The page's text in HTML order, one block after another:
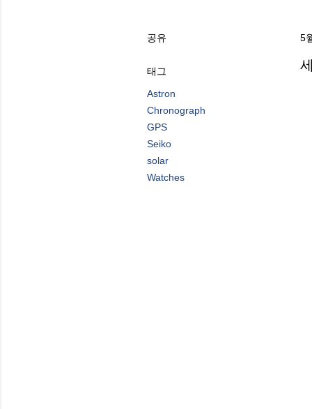
공유
태그
Astron
Chronograph
GPS
Seiko
solar
Watches
5